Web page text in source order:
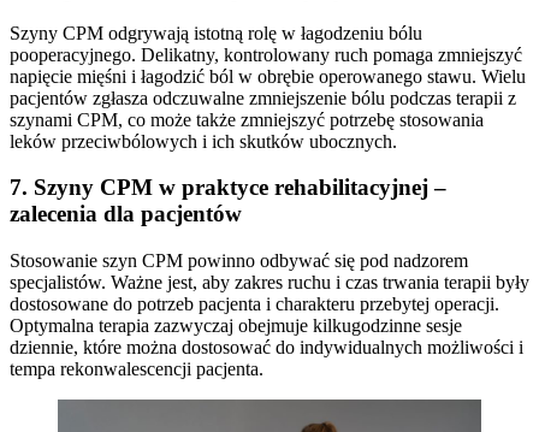
Szyny CPM odgrywają istotną rolę w łagodzeniu bólu
pooperacyjnego. Delikatny, kontrolowany ruch pomaga zmniejszyć
napięcie mięśni i łagodzić ból w obrębie operowanego stawu. Wielu
pacjentów zgłasza odczuwalne zmniejszenie bólu podczas terapii z
szynami CPM, co może także zmniejszyć potrzebę stosowania
leków przeciwbólowych i ich skutków ubocznych.
7. Szyny CPM w praktyce rehabilitacyjnej –
zalecenia dla pacjentów
Stosowanie szyn CPM powinno odbywać się pod nadzorem
specjalistów. Ważne jest, aby zakres ruchu i czas trwania terapii były
dostosowane do potrzeb pacjenta i charakteru przebytej operacji.
Optymalna terapia zazwyczaj obejmuje kilkugodzinne sesje
dziennie, które można dostosować do indywidualnych możliwości i
tempa rekonwalescencji pacjenta.